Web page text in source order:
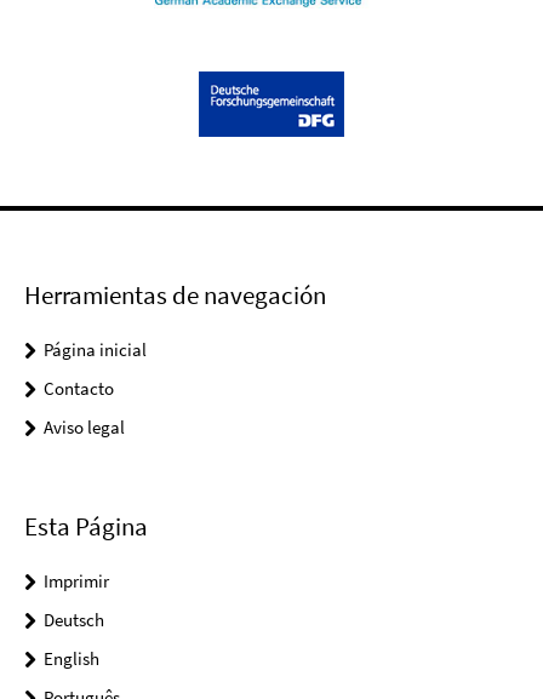
Herramientas de navegación
Página inicial
Contacto
Aviso legal
Esta Página
Imprimir
Deutsch
English